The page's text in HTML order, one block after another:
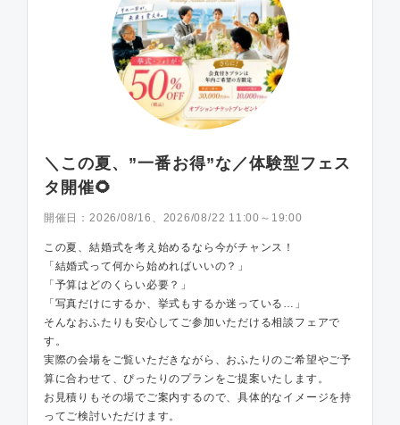
＼この夏、”一番お得”な／体験型フェス
タ開催🌻
開催日： 2026/08/16、2026/08/22 11:00～19:00
この夏、結婚式を考え始めるなら今がチャンス！
「結婚式って何から始めればいいの？」
「予算はどのくらい必要？」
「写真だけにするか、挙式もするか迷っている…」
そんなおふたりも安心してご参加いただける相談フェアで
す。
実際の会場をご覧いただきながら、おふたりのご希望やご予
算に合わせて、ぴったりのプランをご提案いたします。
お見積りもその場でご案内するので、具体的なイメージを持
ってご検討いただけます。